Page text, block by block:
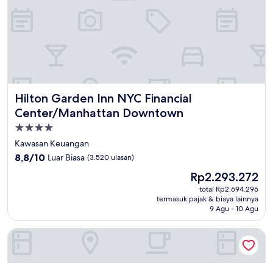
Hilton Garden Inn NYC Financial
Center/Manhattan Downtown
Hilton Garden Inn NYC Financial Center/Manhattan
Properti
bintang
4.0
Kawasan Keuangan
8.8
ulasan)
8,8/10 Luar Biasa (3.520 ulasan)
Harga
sekarang
Rp2.293.272
Rp2.293.272
total Rp2.694.296
termasuk pajak & biaya lainnya
9 Agu - 10 Agu
Hyatt Centric Wall Street New York